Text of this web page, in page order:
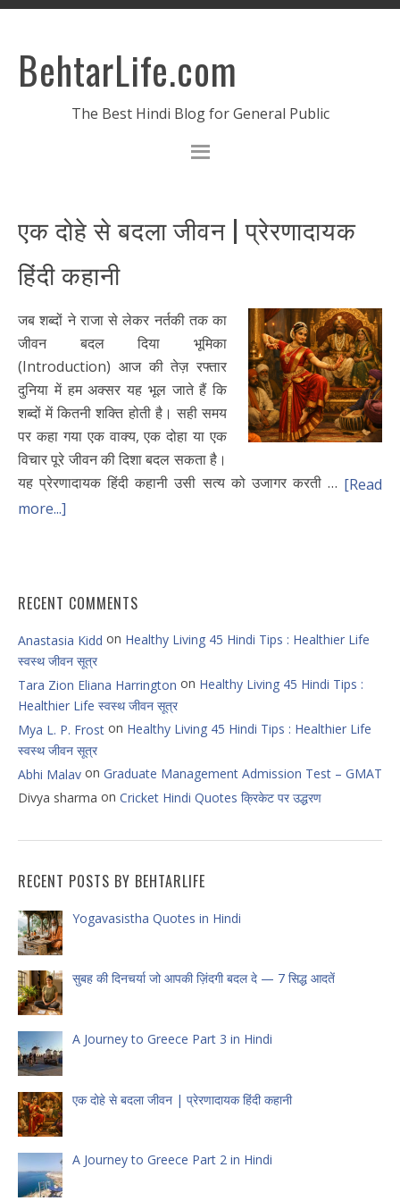
BehtarLife.com
The Best Hindi Blog for General Public
एक दोहे से बदला जीवन | प्रेरणादायक
हिंदी कहानी
जब शब्दों ने राजा से लेकर नर्तकी तक का
जीवन बदल दिया भूमिका
(Introduction) आज की तेज़ रफ्तार
दुनिया में हम अक्सर यह भूल जाते हैं कि
शब्दों में कितनी शक्ति होती है। सही समय
पर कहा गया एक वाक्य, एक दोहा या एक
विचार पूरे जीवन की दिशा बदल सकता है।
यह प्रेरणादायक हिंदी कहानी उसी सत्य को उजागर करती … [Read
more...]
RECENT COMMENTS
Anastasia Kidd on Healthy Living 45 Hindi Tips : Healthier Life
स्वस्थ जीवन सूत्र
Tara Zion Eliana Harrington on Healthy Living 45 Hindi Tips :
Healthier Life स्वस्थ जीवन सूत्र
Mya L. P. Frost on Healthy Living 45 Hindi Tips : Healthier Life
स्वस्थ जीवन सूत्र
Abhi Malav on Graduate Management Admission Test – GMAT
Divya sharma on Cricket Hindi Quotes क्रिकेट पर उद्धरण
RECENT POSTS BY BEHTARLIFE
Yogavasistha Quotes in Hindi
सुबह की दिनचर्या जो आपकी ज़िंदगी बदल दे — 7 सिद्ध आदतें
A Journey to Greece Part 3 in Hindi
एक दोहे से बदला जीवन | प्रेरणादायक हिंदी कहानी
A Journey to Greece Part 2 in Hindi